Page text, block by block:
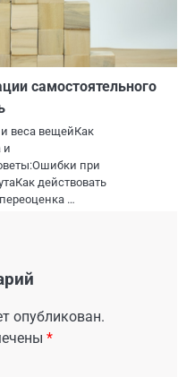
самостоятельного
веса вещейКак
и
при
действовать
…
опубликован.
*